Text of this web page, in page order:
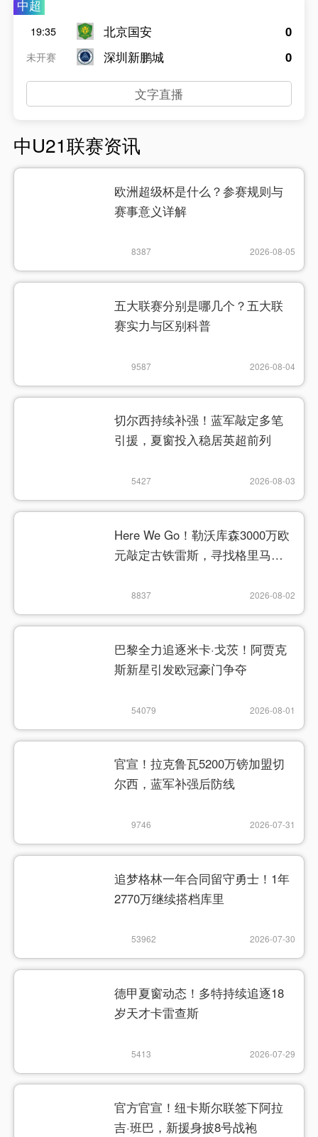
中超
19:35
未开赛
北京国安
深圳新鹏城
0
0
文字直播
中U21联赛资讯
欧洲超级杯是什么？参赛规则与
赛事意义详解
8387 2026-08-05
五大联赛分别是哪几个？五大联
赛实力与区别科普
9587 2026-08-04
切尔西持续补强！蓝军敲定多笔
引援，夏窗投入稳居英超前列
5427 2026-08-03
Here We Go！勒沃库森3000万欧
元敲定古铁雷斯，寻找格里马尔
8837 2026-08-02
巴黎全力追逐米卡·戈茨！阿贾克
斯新星引发欧冠豪门争夺
54079 2026-08-01
官宣！拉克鲁瓦5200万镑加盟切
尔西，蓝军补强后防线
9746 2026-07-31
追梦格林一年合同留守勇士！1年
2770万继续搭档库里
53962 2026-07-30
德甲夏窗动态！多特持续追逐18
岁天才卡雷查斯
5413 2026-07-29
官方官宣！纽卡斯尔联签下阿拉
吉·班巴，新援身披8号战袍